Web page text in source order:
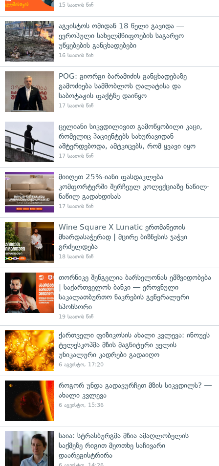
15 საათის წინ
აგვისტოს ომიდან 18 წელი გავიდა —
ევროპული სახელმწიფოების საგარეო
უწყებების განცხადებები
16 საათის წინ
POG: გიორგი ბარამიძის განცხადებაზე
გამოძიება სამშობლოს ღალატისა და
საბოტაჟის ფაქტზე დაიწყო
17 საათის წინ
ცელიანი სიკვდილივით გამოწყობილი კაცი,
რომელიც პაციენტებს სახურავიდან
აშტერდებოდა, ამტკიცებს, რომ ყვავი იყო
17 საათის წინ
მიიღეთ 25%-იანი ფასდაკლება
კომფორტერში შერჩეულ კოლექციაზე ნაწილ-
ნაწილ გადახდისას
17 საათის წინ
Wine Square X Lunatic ერთმანეთის
მხარდასაჭერად | მცირე ბიზნესის ჯაჭვი
გრძელდება
18 საათის წინ
თორნიკე შენგელია ბარსელონას ემშვიდობება
| საქართველოს ბანკი — ეროვნული
საკალათბურთო ნაკრების გენერალური
სპონსორი
19 საათის წინ
ქართველი ფიზიკოსის ახალი კვლევა: ინოუეს
ტელესკოპმა მზის მაგნიტური ველის
უნიკალური კადრები გადაიღო
6 აგვისტო, 17:20
როგორ უნდა გადავურჩეთ მზის სიკვდილს? —
ახალი კვლევა
6 აგვისტო, 15:36
საია: სტრასბურგმა მზია ამაღლობელის
საქმეზე რიგით მეოთხე საჩივარი
დაარეგისტრირა